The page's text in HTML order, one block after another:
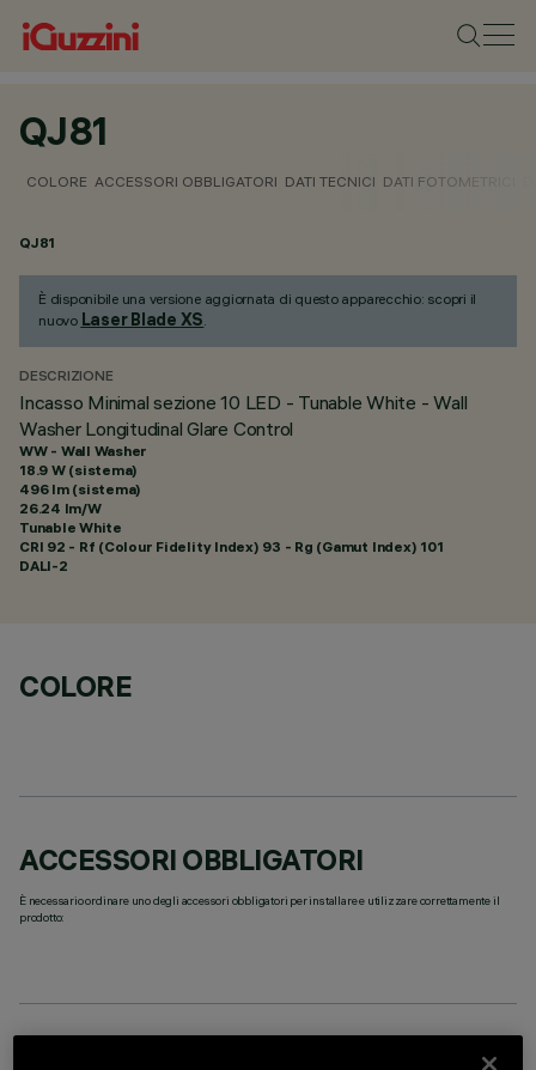
QJ81
COLORE ACCESSORI OBBLIGATORI DATI TECNICI DATI FOTOMETRICI
QJ81
È disponibile una versione aggiornata di questo apparecchio: scopri il
nuovo Laser Blade XS.
DESCRIZIONE
Incasso Minimal sezione 10 LED - Tunable White - Wall
Washer Longitudinal Glare Control
WW - Wall Washer
18.9 W (sistema)
496 lm (sistema)
26.24 lm/W
Tunable White
CRI 92 - Rf (Colour Fidelity Index) 93 - Rg (Gamut Index) 101
DALI-2
COLORE
ACCESSORI OBBLIGATORI
È necessario ordinare uno degli accessori obbligatori per installare e utilizzare correttamente il
prodotto: